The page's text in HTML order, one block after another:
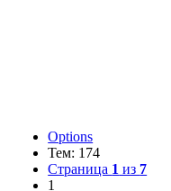
Options
Тем: 174
Страница 1 из 7
1